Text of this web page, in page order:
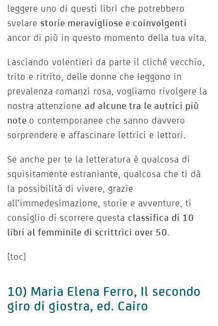
leggere uno di questi libri che potrebbero
svelare storie meravigliose e coinvolgenti
ancor di più in questo momento della tua vita.
Lasciando volentieri da parte il cliché vecchio,
trito e ritrito, delle donne che leggono in
prevalenza romanzi rosa, vogliamo rivolgere la
nostra attenzione ad alcune tra le autrici più
note o contemporanee che sanno davvero
sorprendere e affascinare lettrici e lettori.
Se anche per te la letteratura è qualcosa di
squisitamente estraniante, qualcosa che ti dà
la possibilità di vivere, grazie
all’immedesimazione, storie e avventure, ti
consiglio di scorrere questa classifica di 10
libri al femminile di scrittrici over 50.
[toc]
10) Maria Elena Ferro, Il secondo
giro di giostra, ed. Cairo